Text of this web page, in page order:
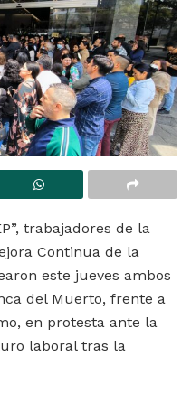
trabajadores de la
Continua de la
este jueves ambos
del Muerto, frente a
en protesta ante la
laboral tras la